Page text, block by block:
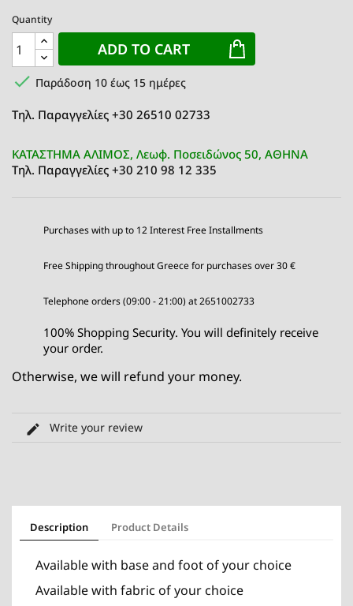
Quantity
ADD TO CART
 Παράδοση 10 έως 15 ημέρες
Τηλ. Παραγγελίες +30 26510 02733
ΚΑΤΑΣΤΗΜΑ ΑΛΙΜΟΣ, Λεωφ. Ποσειδώνος 50, ΑΘΗΝΑ
Τηλ. Παραγγελίες +30 210 98 12 335
Purchases with up to 12 Interest Free Installments
Free Shipping throughout Greece for purchases over 30 €
Telephone orders (09:00 - 21:00) at 2651002733
100% Shopping Security. You will definitely receive
your order.
Otherwise, we will refund your money.
Write your review
Description Product Details
Available with base and foot of your choice
Available with fabric of your choice